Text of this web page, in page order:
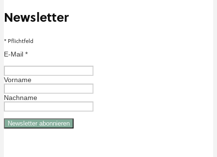
Newsletter
* Pflichtfeld
E-Mail *
Vorname
Nachname